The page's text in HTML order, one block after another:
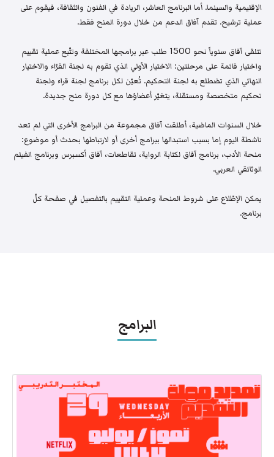
الإقليمية والسينما. أما البرنامج العاشر، الريادة في الفنون والثقافة، فيقوم على
عملية ترشيح. تقدم آفاق الدعم من خلال دورة المنح فقط.
تتلقى آفاق سنوياً نحو 1500 طلب عبر برامجها المختلفة وتتّبع عملية تقييم
واختيار قائمة على مرحلتين: الاختيار الأولي الذي تقوم به لجنة القرّاء والاختيار
النهائي الذي تضطلع به لجنة التحكيم. تُعيّن لكل برنامج لجنة قراء ولجنة
تحكيم متخصصة ومستقلة، يتغيّر أعضاؤها مع كل دورة منح جديدة.
خلال السنوات الماضية، أطلقت آفاق مجموعة من البرامج الأخرى التي لم تعد
ناشطة اليوم إما بسبب استبدالها ببرامج أخرى أو لارتباطها بحدث أو موضوع:
منحة الأدب، برنامج آفاق لكتابة الرواية، تقاطعات، آفاق أكسبرس وبرنامج الفيلم
الوثائقي العربي.
يمكن الإطّلاع على شروط المنحة وعملية التقييم بالتفصيل في صفحة كلّ
برنامج.
البرامج